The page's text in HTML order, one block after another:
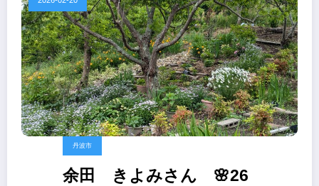
丹波市
余田 きよみさん 🌸26